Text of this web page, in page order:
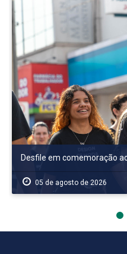
Desfile em comemoração
05 de agosto de 2026